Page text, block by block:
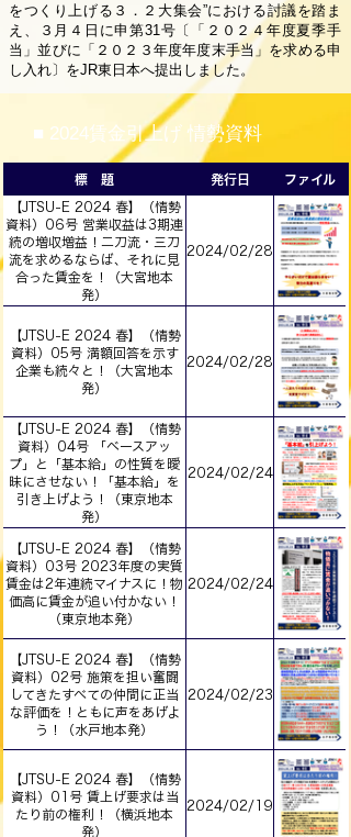
をつくり上げる３．２大集会”における討議を踏ま
え、３月４日に申第31号〔「２０２４年度夏季手
当」並びに「２０２３年度年度末手当」を求める申
し入れ〕をJR東日本へ提出しました。
■​ 2024賃金引上げ 情勢資料
標 題 発行日 ファイル
【JTSU-E 2024 春】（情勢
資料）06号 営業収益は3期連
続の増収増益！二刀流・三刀
流を求めるならば、それに見
合った賃金を！（大宮地本
発）
2024/02/28
【JTSU-E 2024 春】（情勢
資料）05号 満額回答を示す
企業も続々と！（大宮地本
発）
2024/02/28
【JTSU-E 2024 春】（情勢
資料）04号 「ベースアッ
プ」と「基本給」の性質を曖
昧にさせない！「基本給」を
引き上げよう！（東京地本
発）
2024/02/24
【JTSU-E 2024 春】（情勢
資料）03号 2023年度の実質
賃金は2年連続マイナスに！物
価高に賃金が追い付かない！
（東京地本発）
2024/02/24
【JTSU-E 2024 春】（情勢
資料）02号 施策を担い奮闘
してきたすべての仲間に正当
な評価を！ともに声をあげよ
う！（水戸地本発）
2024/02/23
【JTSU-E 2024 春】（情勢
資料）01号 賃上げ要求は当
たり前の権利！（横浜地本
発）
2024/02/19